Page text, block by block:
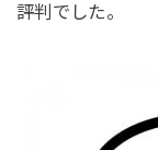
評判でした。